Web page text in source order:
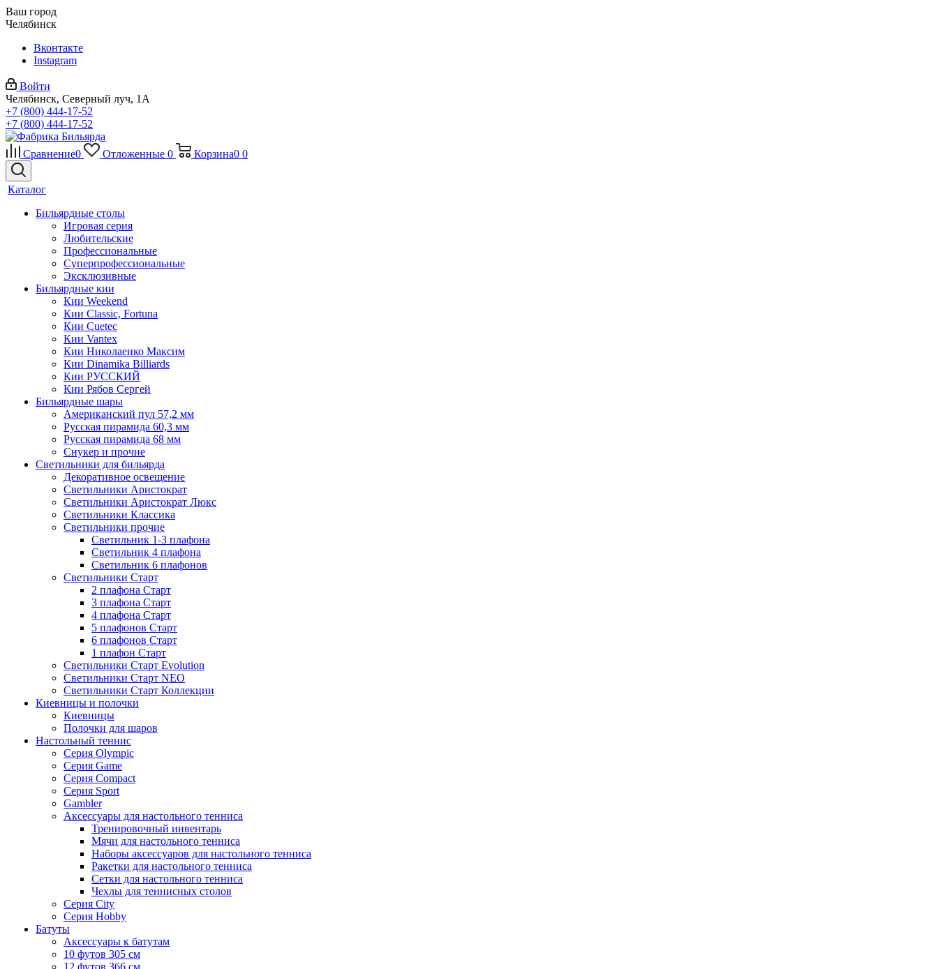
Ваш город
Челябинск
Вконтакте
Instagram
Войти
Челябинск, Северный луч, 1А
+7 (800) 444-17-52
+7 (800) 444-17-52
Сравнение0 Отложенные 0 Корзина0 0
Каталог
Бильярдные столы
Игровая серия
Любительские
Профессиональные
Суперпрофессиональные
Эксклюзивные
Бильярдные кии
Кии Weekend
Кии Classic, Fortuna
Кии Cuetec
Кии Vantex
Кии Николаенко Максим
Кии Dinamika Billiards
Кии РУССКИЙ
Кии Рябов Сергей
Бильярдные шары
Американский пул 57,2 мм
Русская пирамида 60,3 мм
Русская пирамида 68 мм
Снукер и прочие
Светильники для бильярда
Декоративное освещение
Светильники Аристократ
Светильники Аристократ Люкс
Светильники Классика
Светильники прочие
Светильник 1-3 плафона
Светильник 4 плафона
Светильник 6 плафонов
Светильники Старт
2 плафона Старт
3 плафона Старт
4 плафона Старт
5 плафонов Старт
6 плафонов Старт
1 плафон Старт
Светильники Старт Evolution
Светильники Старт NEO
Светильники Старт Коллекции
Киевницы и полочки
Киевницы
Полочки для шаров
Настольный теннис
Серия Olympic
Серия Game
Серия Compact
Серия Sport
Gambler
Аксессуары для настольного тенниса
Тренировочный инвентарь
Мячи для настольного тенниса
Наборы аксессуаров для настольного тенниса
Ракетки для настольного тенниса
Сетки для настольного тенниса
Чехлы для теннисных столов
Серия City
Серия Hobby
Батуты
Аксессуары к батутам
10 футов 305 см
12 футов 366 см